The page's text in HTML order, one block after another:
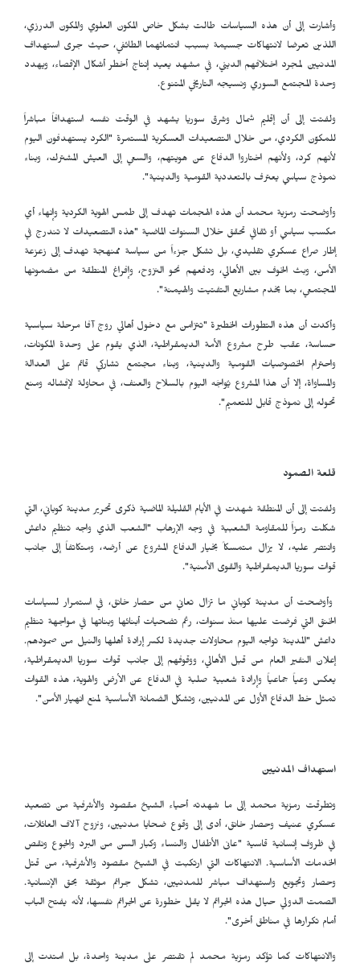
وأشارت إلى أن هذه السياسات طالت بشكل خاص المكون العلوي والمكون الدرزي،
اللذين تعرضا لانتهاكات جسيمة بسبب انتمائهما الطائفي، حيث جرى استهداف
المدنيين لمجرد اختلافهم الديني، في مشهد يعيد إنتاج أخطر أشكال الإقصاء، ويهدد
وحدة المجتمع السوري ونسيجه التاريخي المتنوع.
ولفتت إلى أن إقليم شمال وشرق سوريا يشهد في الوقت نفسه استهدافاً مباشراً
للمكوّن الكردي، من خلال التصعيدات العسكرية المستمرة "الكرد يستهدفون اليوم
لأنهم كرد، ولأنهم اختاروا الدفاع عن هويتهم، والسعي إلى العيش المشترك، وبناء
نموذج سياسي يعترف بالتعددية القومية والدينية".
وأوضحت رمزية محمد أن هذه الهجمات تهدف إلى طمس الهوية الكردية وإنهاء أي
مكسب سياسي أو ثقافي تحقق خلال السنوات الماضية "هذه التصعيدات لا تندرج في
إطار صراع عسكري تقليدي، بل تشكل جزءاً من سياسة ممنهجة تهدف إلى زعزعة
الأمن، وبث الخوف بين الأهالي، ودفعهم نحو النزوح، وإفراغ المنطقة من مضمونها
المجتمعي، بما يخدم مشاريع التفتيت والهيمنة".
وأكدت أن هذه التطورات الخطيرة "تتزامن مع دخول أهالي روج آفا مرحلة سياسية
حساسة، عقب طرح مشروع الأمة الديمقراطية، الذي يقوم على وحدة المكونات،
واحترام الخصوصيات القومية والدينية، وبناء مجتمع تشاركي قائم على العدالة
والمساواة، إلا أن هذا المشروع يُواجَه اليوم بالسلاح والعنف، في محاولة لإفشاله ومنع
تحوله إلى نموذج قابل للتعميم".
قلعة الصمود
ولفتت إلى أن المنطقة شهدت في الأيام القليلة الماضية ذكرى تحرير مدينة كوباني، التي
شكلت رمزاً للمقاومة الشعبية في وجه الإرهاب "الشعب الذي واجه تنظيم داعش
وانتصر عليه، لا يزال متمسكاً بخيار الدفاع المشروع عن أرضه، ومتكاتفاً إلى جانب
قوات سوريا الديمقراطية والقوى الأمنية".
وأوضحت أن مدينة كوباني ما تزال تعاني من حصار خانق، في استمرار لسياسات
الخنق التي فرضت عليها منذ سنوات، رغم تضحيات أبنائها وبناتها في مواجهة تنظيم
داعش "المدينة تواجه اليوم محاولات جديدة لكسر إرادة أهلها والنيل من صمودهم.
إعلان النفير العام من قبل الأهالي، ووقوفهم إلى جانب قوات سوريا الديمقراطية،
يعكس وعياً جماعياً وإرادة شعبية صلبة في الدفاع عن الأرض والهوية، هذه القوات
تمثل خط الدفاع الأول عن المدنيين، وتشكل الضمانة الأساسية لمنع انهيار الأمن".
استهداف المدنيين
وتطرقت رمزية محمد إلى ما شهدته أحياء الشيخ مقصود والأشرفية من تصعيد
عسكري عنيف وحصار خانق، أدى إلى وقوع ضحايا مدنيين، ونزوح آلاف العائلات،
في ظروف إنسانية قاسية "عانى الأطفال والنساء وكبار السن من البرد والجوع ونقص
الخدمات الأساسية. الانتهاكات التي ارتكبت في الشيخ مقصود والأشرفية، من قتل
وحصار وتجويع واستهداف مباشر للمدنيين، تشكل جرائم موثقة بحق الإنسانية.
الصمت الدولي حيال هذه الجرائم لا يقل خطورة عن الجرائم نفسها، لأنه يفتح الباب
أمام تكرارها في مناطق أخرى".
والانتهاكات كما تؤكد رمزية محمد لم تقتصر على مدينة واحدة، بل امتدت إلى